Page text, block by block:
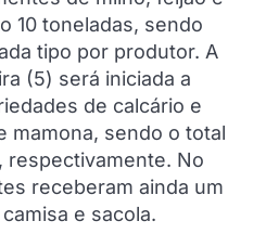
10 toneladas, sendo
tipo por produtor. A
(5) será iniciada a
de calcário e
mamona, sendo o total
respectivamente. No
receberam ainda um
e sacola.